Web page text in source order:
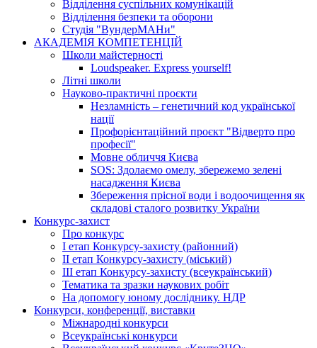
Відділення суспільних комунікацій
Відділення безпеки та оборони
Студія "ВундерМАНи"
АКАДЕМІЯ КОМПЕТЕНЦІЙ
Школи майстерності
Loudspeaker. Express yourself!
Літні школи
Науково-практичні проєкти
Незламність – генетичний код української
нації
Профорієнтаційний проєкт "Відверто про
професії"
Мовне обличчя Києва
SOS: Здолаємо омелу, збережемо зелені
насадження Києва
Збереження прісної води і водоочищення як
складові сталого розвитку України
Конкурс-захист
Про конкурс
І етап Конкурсу-захисту (районний)
ІІ етап Конкурсу-захисту (міський)
ІІІ етап Конкурсу-захисту (всеукраїнський)
Тематика та зразки наукових робіт
На допомогу юному досліднику. НДР
Конкурси, конференції, виставки
Міжнародні конкурси
Всеукраїнські конкурси